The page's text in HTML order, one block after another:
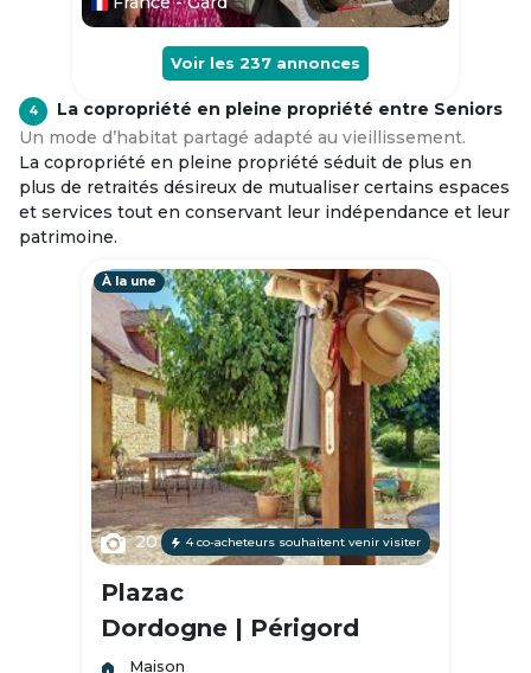
Voir les 237 annonces
4
La copropriété en pleine propriété entre Seniors
Un mode d’habitat partagé adapté au vieillissement.
La copropriété en pleine propriété séduit de plus en
plus de retraités désireux de mutualiser certains espaces
et services tout en conservant leur indépendance et leur
patrimoine.
À la une
20 4 co-acheteurs souhaitent venir visiter
Plazac
Dordogne | Périgord
Maison